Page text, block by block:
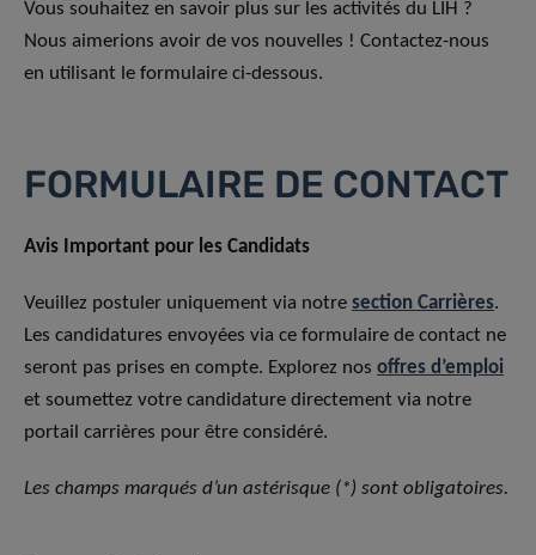
Vous souhaitez en savoir plus sur les activités du LIH ?
Nous aimerions avoir de vos nouvelles ! Contactez-nous
en utilisant le formulaire ci-dessous.
FORMULAIRE DE CONTACT
Avis Important pour les Candidats
Veuillez postuler uniquement via notre section Carrières.
Les candidatures envoyées via ce formulaire de contact ne
seront pas prises en compte. Explorez nos offres d’emploi
et soumettez votre candidature directement via notre
portail carrières pour être considéré.
Les champs marqués d’un astérisque (*) sont obligatoires.